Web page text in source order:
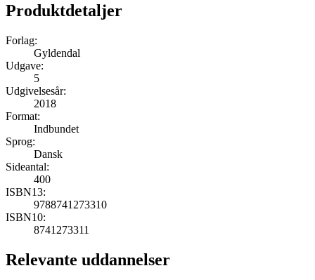
Produktdetaljer
Forlag:
Gyldendal
Udgave:
5
Udgivelsesår:
2018
Format:
Indbundet
Sprog:
Dansk
Sideantal:
400
ISBN13:
9788741273310
ISBN10:
8741273311
Relevante uddannelser